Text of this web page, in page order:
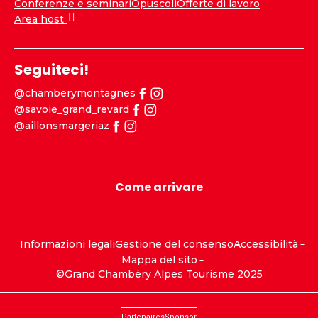
Conferenze e seminariOpuscoliOfferte di lavoro
Area host
Seguiteci!
@chamberymontagnes
@savoie_grand_revard
@aillonsmargeriaz
Come arrivare
Informazioni legaliGestione del consensoAccessibilità
Mappa del sito
©Grand Chambéry Alpes Tourisme 2025